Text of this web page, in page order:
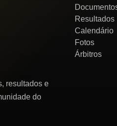
resultados e
do
Resultados
Calendário
Fotos
Árbitros